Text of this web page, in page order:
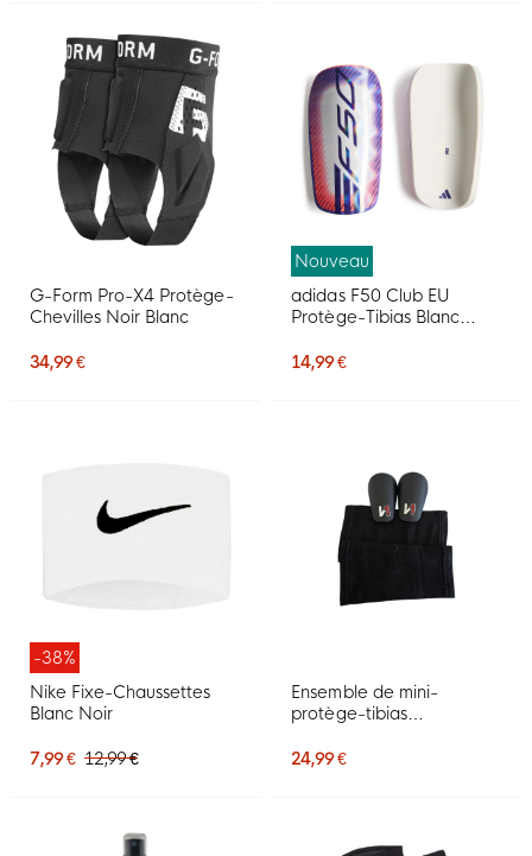
G-Form Pro-X4 Protège-
Chevilles Noir Blanc
34,99 €
Nouveau
adidas F50 Club EU
Protège-Tibias Blanc
14,99 €
-38%
Nike Fixe-Chaussettes
Blanc Noir
7,99 € 12,99 €
Ensemble de mini-
protège-tibias
rouge
24,99 €